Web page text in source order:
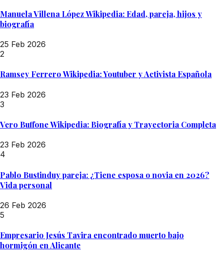
Manuela Villena López Wikipedia: Edad, pareja, hijos y
biografía
25 Feb 2026
2
Ramsey Ferrero Wikipedia: Youtuber y Activista Española
23 Feb 2026
3
Vero Buffone Wikipedia: Biografía y Trayectoria Completa
23 Feb 2026
4
Pablo Bustinduy pareja: ¿Tiene esposa o novia en 2026?
Vida personal
26 Feb 2026
5
Empresario Jesús Tavira encontrado muerto bajo
hormigón en Alicante